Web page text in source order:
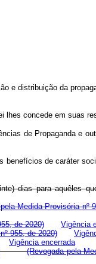
e distribuição da
lhes concede em suas
de Propaganda e
benefícios de caráter
dias para aquêles
Medida Provisória nº
de 2020)
Vigência
955, de 2020)
Vigência encerrada
(Revogada pela